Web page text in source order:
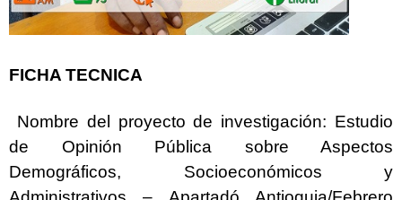
FICHA TECNICA
Nombre del proyecto de investigación: Estudio
de Opinión Pública sobre Aspectos
Demográficos, Socioeconómicos y